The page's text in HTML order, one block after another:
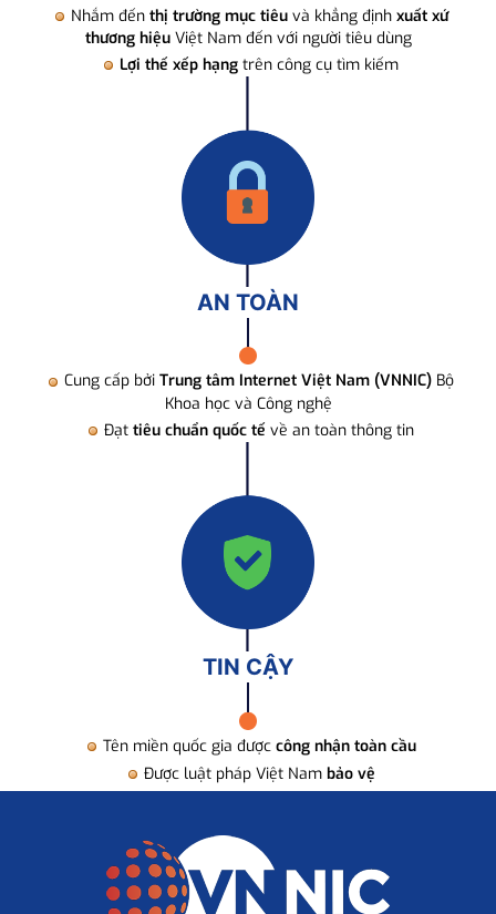
Nhắm đến thị trường mục tiêuvà khẳng định xuất xứ
thương hiệuViệt Nam đến với người tiêu dùng
Lợi thế xếp hạng trên công cụ tìm kiếm
AN TOÀN
Cung cấp bởi Trung tâm Internet Việt Nam (VNNIC) Bộ
Khoa học và Công nghệ
Đạt tiêu chuẩn quốc tế về an toàn thông tin
TIN CẬY
Tên miền quốc gia được công nhận toàn cầu
Được luật pháp Việt Nam bảo vệ